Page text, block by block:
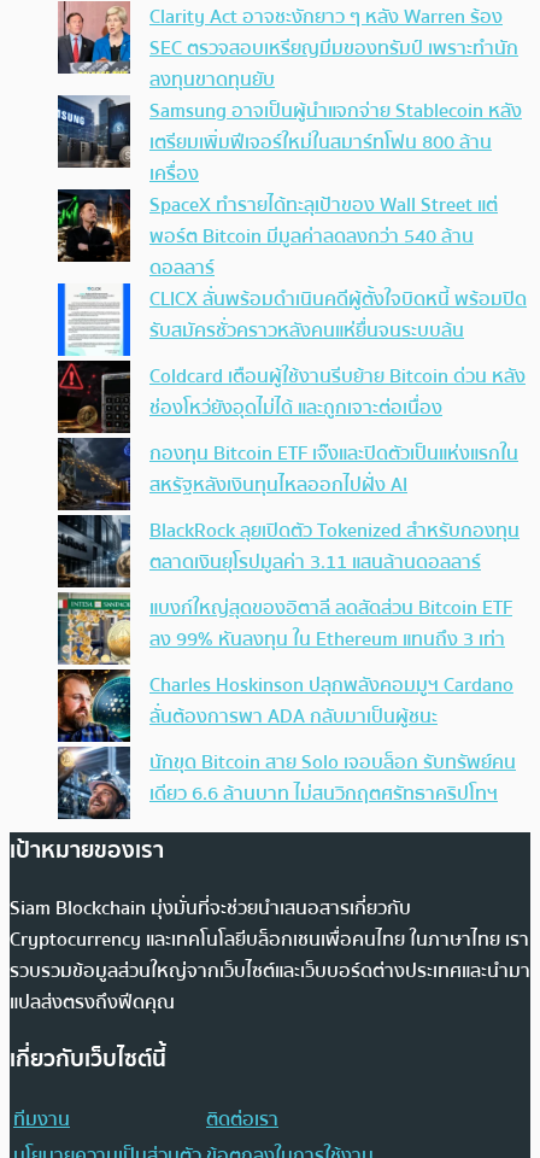
Clarity Act อาจชะงักยาว ๆ หลัง Warren ร้อง
SEC ตรวจสอบเหรียญมีมของทรัมป์ เพราะทำนัก
ลงทุนขาดทุนยับ
Samsung อาจเป็นผู้นำแจกจ่าย Stablecoin หลัง
เตรียมเพิ่มฟีเจอร์ใหม่ในสมาร์ทโฟน 800 ล้าน
เครื่อง
SpaceX ทำรายได้ทะลุเป้าของ Wall Street แต่
พอร์ต Bitcoin มีมูลค่าลดลงกว่า 540 ล้าน
ดอลลาร์
CLICX ลั่นพร้อมดำเนินคดีผู้ตั้งใจบิดหนี้ พร้อมปิด
รับสมัครชั่วคราวหลังคนแห่ยื่นจนระบบล้น
Coldcard เตือนผู้ใช้งานรีบย้าย Bitcoin ด่วน หลัง
ช่องโหว่ยังอุดไม่ได้ และถูกเจาะต่อเนื่อง
กองทุน Bitcoin ETF เจ๊งและปิดตัวเป็นแห่งแรกใน
สหรัฐหลังเงินทุนไหลออกไปฝั่ง AI
BlackRock ลุยเปิดตัว Tokenized สำหรับกองทุน
ตลาดเงินยุโรปมูลค่า 3.11 แสนล้านดอลลาร์
แบงก์ใหญ่สุดของอิตาลี ลดสัดส่วน Bitcoin ETF
ลง 99% หันลงทุน ใน Ethereum แทนถึง 3 เท่า
Charles Hoskinson ปลุกพลังคอมมูฯ Cardano
ลั่นต้องการพา ADA กลับมาเป็นผู้ชนะ
นักขุด Bitcoin สาย Solo เจอบล็อก รับทรัพย์คน
เดียว 6.6 ล้านบาท ไม่สนวิกฤตศรัทธาคริปโทฯ
เป้าหมายของเรา
Siam Blockchain มุ่งมั่นที่จะช่วยนำเสนอสารเกี่ยวกับ
Cryptocurrency และเทคโนโลยีบล็อกเชนเพื่อคนไทย ในภาษาไทย เรา
รวบรวมข้อมูลส่วนใหญ่จากเว็บไซต์และเว็บบอร์ดต่างประเทศและนำมา
แปลส่งตรงถึงฟีดคุณ
เกี่ยวกับเว็บไซต์นี้
ทีมงาน
ติดต่อเรา